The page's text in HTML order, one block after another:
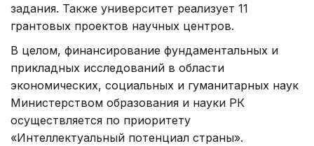
задания. Также университет реализует 11
грантовых проектов научных центров.
В целом, финансирование фундаментальных и
прикладных исследований в области
экономических, социальных и гуманитарных наук
Министерством образования и науки РК
осуществляется по приоритету
«Интеллектуальный потенциал страны».